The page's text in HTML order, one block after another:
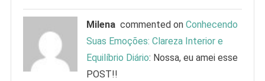
Milena commented onConhecendo
Suas Emoções: Clareza Interior e
Equilíbrio Diário: Nossa, eu amei esse
POST!!